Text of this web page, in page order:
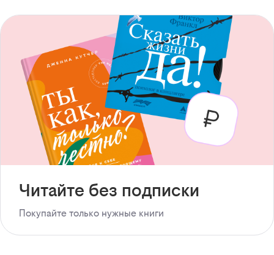
Читайте без подписки
Покупайте только нужные книги